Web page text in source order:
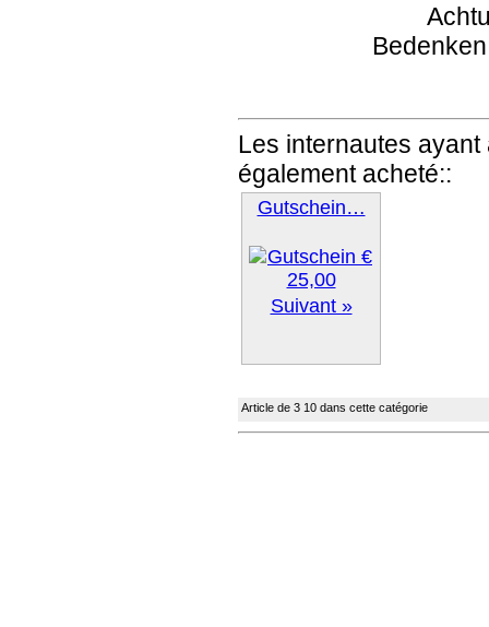
Les internautes
également acheté::
Gutschein…
Suivant »
Article de 3 10 dans cette catégorie